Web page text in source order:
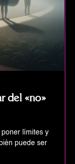
del «no»
límites y
puede ser